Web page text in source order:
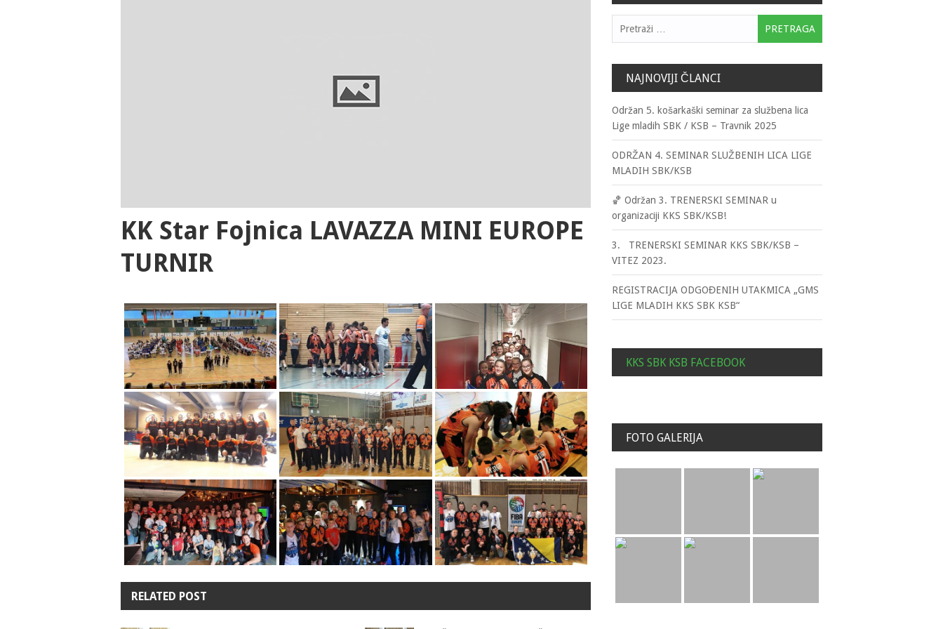
KK Star Fojnica LAVAZZA MINI EUROPE
TURNIR
RELATED POST
NAJNOVIJI ČLANCI
Održan 5. košarkaški seminar za službena lica
Lige mladih SBK / KSB – Travnik 2025
ODRŽAN 4. SEMINAR SLUŽBENIH LICA LIGE
MLADIH SBK/KSB
🏀 Održan 3. TRENERSKI SEMINAR u
organizaciji KKS SBK/KSB!
3. TRENERSKI SEMINAR KKS SBK/KSB –
VITEZ 2023.
REGISTRACIJA ODGOĐENIH UTAKMICA „GMS
LIGE MLADIH KKS SBK KSB“
KKS SBK KSB FACEBOOK
FOTO GALERIJA